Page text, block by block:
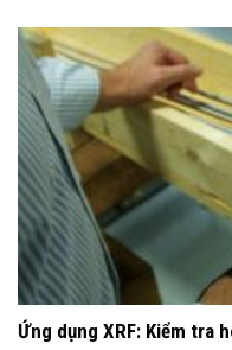
Ứng dụng XRF: Kiểm tra